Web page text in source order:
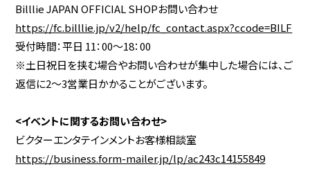
Billlie JAPAN OFFICIAL SHOPお問い合わせ
https://fc.billlie.jp/v2/help/fc_contact.aspx?ccode=BILF
受付時間：平日 11：00～18：00
※土日祝日を挟む場合やお問い合わせが集中した場合には、ご
返信に2～3営業日かかることがございます。
<イベントに関するお問い合わせ>
ビクターエンタテインメントお客様相談室
https://business.form-mailer.jp/lp/ac243c14155849